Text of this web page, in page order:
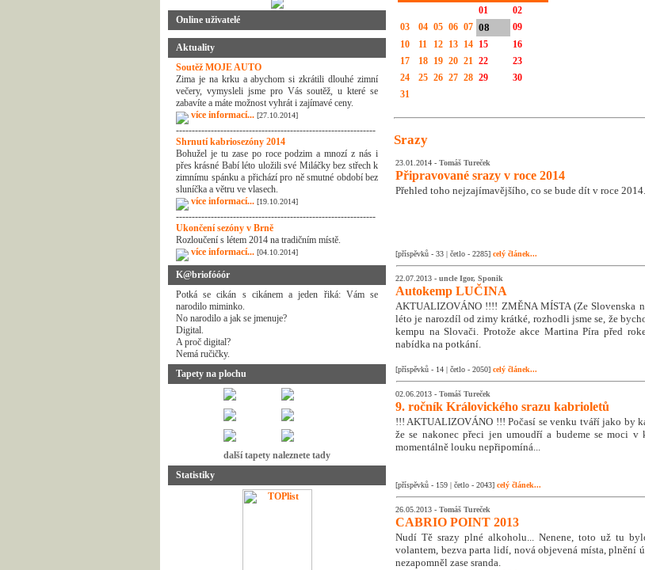
Online uživatelé
Aktuality
Soutěž MOJE AUTO
Zima je na krku a abychom si zkrátili dlouhé zimní
večery, vymysleli jsme pro Vás soutěž, u které se
zabavíte a máte možnost vyhrát i zajímavé ceny.
více informací... [27.10.2014]
---------------------------------------------------------------
Shrnutí kabriosezóny 2014
Bohužel je tu zase po roce podzim a mnozí z nás i
přes krásné Babí léto uložili své Miláčky bez střech k
zimnímu spánku a přichází pro ně smutné období bez
sluníčka a větru ve vlasech.
více informací... [19.10.2014]
---------------------------------------------------------------
Ukončení sezóny v Brně
Rozloučení s létem 2014 na tradičním místě.
více informací... [04.10.2014]
K@briofóóór
Potká se cikán s cikánem a jeden řiká: Vám se
narodilo miminko.
No narodilo a jak se jmenuje?
Digital.
A proč digital?
Nemá ručičky.
Tapety na plochu
další tapety naleznete tady
Statistiky
01
02
03
04 05 06 07 08
09
10
11 12 13 14 15
16
17
18 19 20 21 22
23
24
25 26 27 28 29
30
31
Srazy
23.01.2014 - Tomáš Tureček
Připravované srazy v roce 2014
Přehled toho nejzajímavějšího, co se bude dít v roce 2014.
[příspěvků - 33 | četlo - 2285] celý článek...
22.07.2013 - uncle Igor, Sponik
Autokemp LUČINA
AKTUALIZOVÁNO !!!! ZMĚNA MÍSTA (Ze Slovenska
léto je narozdíl od zimy krátké, rozhodli jsme se, že
kempu na Slovači. Protože akce Martina Píra před
nabídka na potkání.
[příspěvků - 14 | četlo - 2050] celý článek...
02.06.2013 - Tomáš Tureček
9. ročník Královického srazu kabrioletů
!!! AKTUALIZOVÁNO !!! Počasí se venku tváří jako by
že se nakonec přeci jen umoudří a budeme se moci
momentálně louku nepřipomíná...
[příspěvků - 159 | četlo - 2043] celý článek...
26.05.2013 - Tomáš Tureček
CABRIO POINT 2013
Nudí Tě srazy plné alkoholu... Nenene, toto už tu
volantem, bezva parta lidí, nová objevená místa, plnění
nezapomněl zase sranda.